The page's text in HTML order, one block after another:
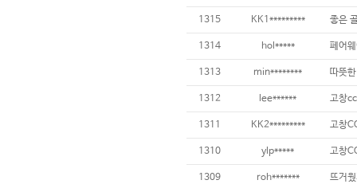
1315 KK1********* 좋은
1314 hol***** 페어
1313 min******** 따뜻
1312 lee****** 고창cc
1311 KK2********* 고창
1310 ylp***** 고창
1309 roh******* 뜨거